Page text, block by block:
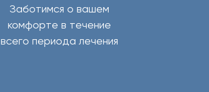
Заботимся о вашем
комфорте в течение
всего периода лечения